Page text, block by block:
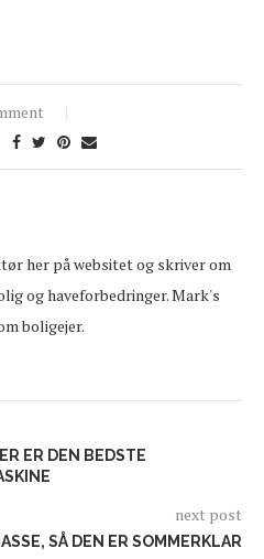
her på websitet og skriver om
og haveforbedringer. Mark's
boligejer.
ER DEN BEDSTE
next post
SÅ DEN ER SOMMERKLAR